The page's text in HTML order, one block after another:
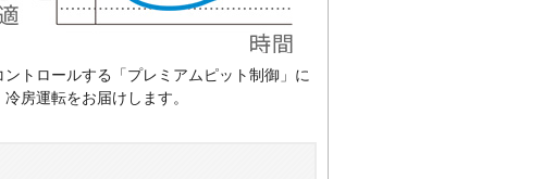
トロールする「プレミアムピット制御」に
房運転をお届けします。